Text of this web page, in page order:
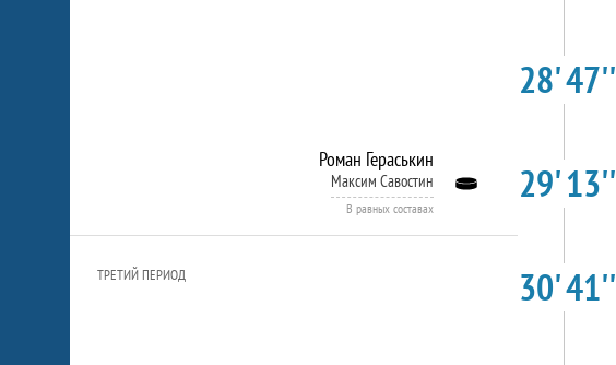
28' 47''
Роман Гераськин
Максим Савостин
В равных составах
29' 13''
ТРЕТИЙ ПЕРИОД 30' 41''